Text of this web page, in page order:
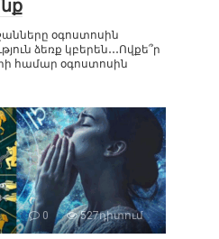
օգոստոսին
ձեռք կբերեն․․․Ովքե՞ր
համար օգոստոսին
0 527դիտում